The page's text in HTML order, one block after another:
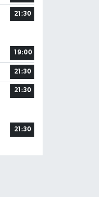
21:30
19:00
21:30
21:30
21:30